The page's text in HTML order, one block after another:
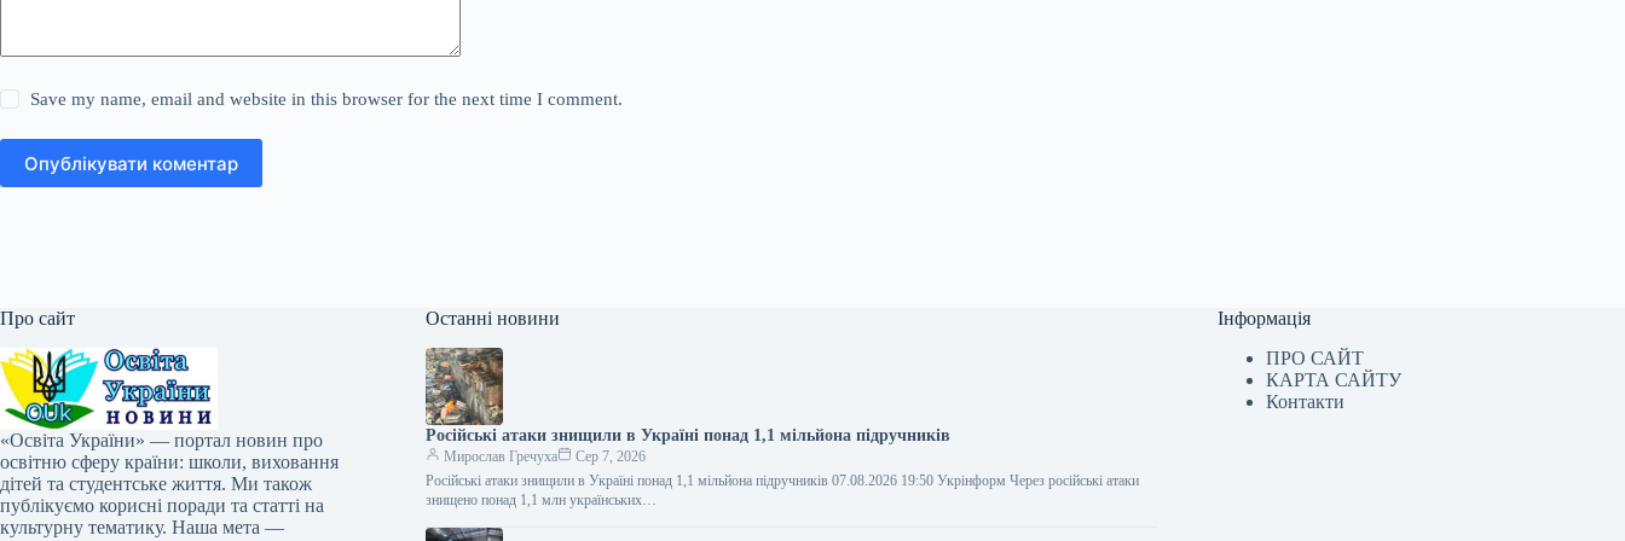
Save my name, email and website in this browser for the next time I comment.
Опублікувати коментар
Про сайт
«Освіта України» — портал новин про
освітню сферу країни: школи, виховання
дітей та студентське життя. Ми також
публікуємо корисні поради та статті на
культурну тематику. Наша мета —
Останні новини
Російські атаки знищили в Україні понад 1,1 мільйона підручників
Мирослав Гречуха
Сер 7, 2026
Російські атаки знищили в Україні понад 1,1 мільйона підручників 07.08.2026 19:50 Укрінформ Через російські атаки
знищено понад 1,1 млн українських…
Інформація
ПРО САЙТ
КАРТА САЙТУ
Контакти